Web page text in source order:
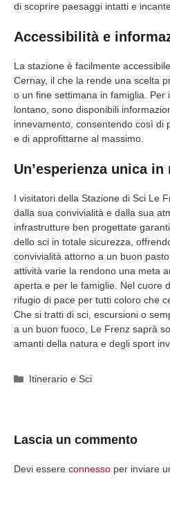
di scoprire paesaggi intatti e
Accessibilità e
La stazione è facilmente
Cernay, il che la rende una scelta
o un fine settimana in famiglia. Per
lontano, sono disponibili
innevamento, consentendo così di
e di approfittarne al massimo.
Un’esperienza unica in
I visitatori della Stazione di Sci Le
dalla sua convivialità e dalla sua
infrastrutture ben progettate
dello sci in totale sicurezza,
convivialità attorno a un buon
attività varie la rendono una meta
aperta e per le famiglie. Nel cuore
rifugio di pace per tutti coloro che
Che si tratti di sci, escursioni o
a un buon fuoco, Le Frenz saprà
amanti della natura e degli sport
Categorie
Itinerario e Sci
Lascia un commento
Devi essere connesso per inviare